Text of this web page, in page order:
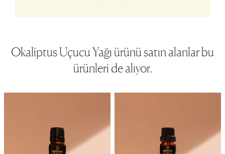
Okaliptus Uçucu Yağı ürünü satın alanlar bu
ürünleri de alıyor.